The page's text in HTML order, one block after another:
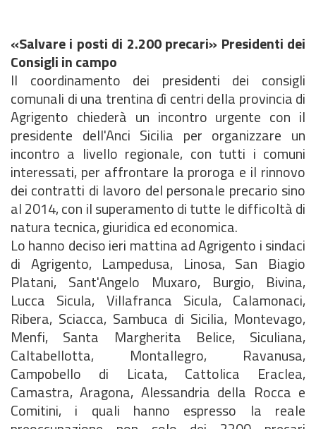
«Salvare i posti di 2.200 precari» Presidenti dei
Consigli in campo
Il coordinamento dei presidenti dei consigli
comunali di una trentina dì centri della provincia di
Agrigento chiederà un incontro urgente con il
presidente dell'Anci Sicilia per organizzare un
incontro a livello regionale, con tutti i comuni
interessati, per affrontare la proroga e il rinnovo
dei contratti di lavoro del personale precario sino
al 2014, con il superamento di tutte le difficoltà di
natura tecnica, giuridica ed economica.
Lo hanno deciso ieri mattina ad Agrigento i sindaci
di Agrigento, Lampedusa, Linosa, San Biagio
Platani, Sant'Angelo Muxaro, Burgio, Bivina,
Lucca Sicula, Villafranca Sicula, Calamonaci,
Ribera, Sciacca, Sambuca di Sicilia, Montevago,
Menfi, Santa Margherita Belice, Siculiana,
Caltabellotta, Montallegro, Ravanusa,
Campobello di Licata, Cattolica Eraclea,
Camastra, Aragona, Alessandria della Rocca e
Comitini, i quali hanno espresso la reale